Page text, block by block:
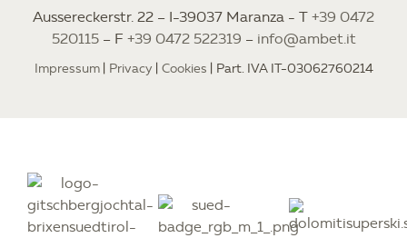
Aussereckerstr. 22 – I-39037 Maranza - T +39 0472
520115– F +39 0472 522319 – info@ambet.it
Impressum Privacy Cookies Part. IVA IT-03062760214